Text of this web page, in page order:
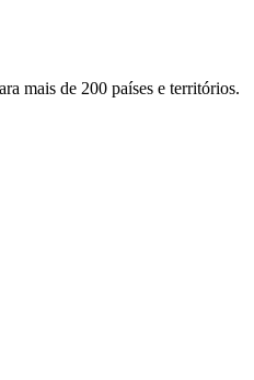
mais de 200 países e territórios.